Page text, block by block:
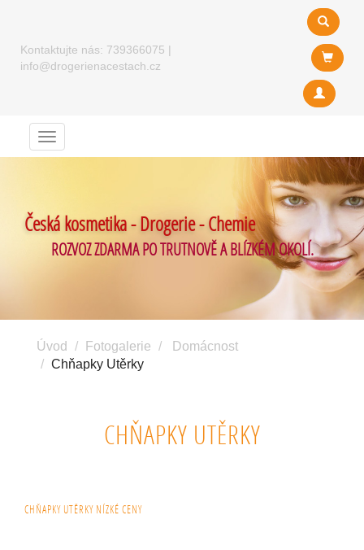
Kontaktujte nás: 739366075 |
info@drogerienacestach.cz
Menu
Česká kosmetika - Drogerie - Chemie
ROZVOZ ZDARMA PO TRUTNOVĚ A BLÍZKÉM OKOLÍ.
Úvod Fotogalerie
Domácnost
Chňapky Utěrky
CHŇAPKY UTĚRKY
CHŇAPKY UTĚRKY NÍZKÉ CENY